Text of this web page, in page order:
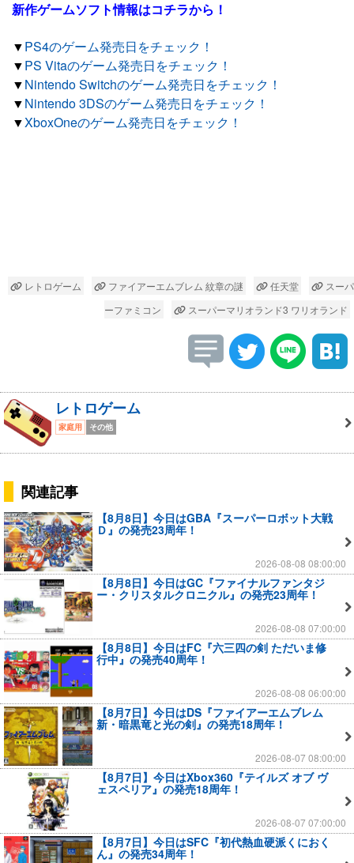
新作ゲームソフト情報はコチラから！
▼PS4のゲーム発売日をチェック！
▼PS Vitaのゲーム発売日をチェック！
▼Nintendo Switchのゲーム発売日をチェック！
▼Nintendo 3DSのゲーム発売日をチェック！
▼XboxOneのゲーム発売日をチェック！
レトロゲーム ファイアーエムブレム 紋章の謎 任天堂
スーパ
ーファミコン
スーパーマリオランド3 ワリオランド
レトロゲーム
家庭用 その他
関連記事
【8月8日】今日はGBA『スーパーロボット大戦
Ｄ』の発売23周年！
2026-08-08 08:00:00
【8月8日】今日はGC『ファイナルファンタジ
ー・クリスタルクロニクル』の発売23周年！
2026-08-08 07:00:00
【8月8日】今日はFC『六三四の剣 ただいま修
行中』の発売40周年！
2026-08-08 06:00:00
【8月7日】今日はDS『ファイアーエムブレム
新・暗黒竜と光の剣』の発売18周年！
2026-08-07 08:00:00
【8月7日】今日はXbox360『テイルズ オブ ヴ
ェスペリア』の発売18周年！
2026-08-07 07:00:00
【8月7日】今日はSFC『初代熱血硬派くにおく
ん』の発売34周年！